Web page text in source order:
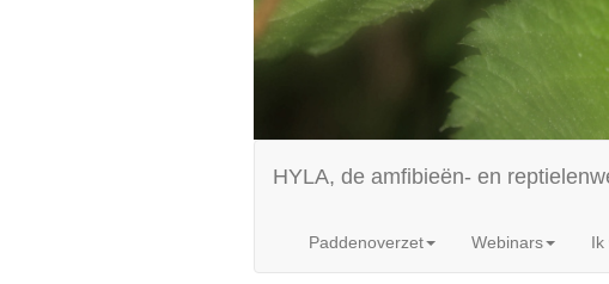
HYLA, de amfibieën- en
Paddenoverzet Webinars Ik